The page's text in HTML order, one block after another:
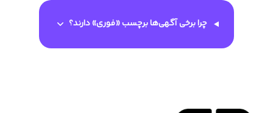
چرا برخی آگهی‌ها برچسب «فوری» دارند؟